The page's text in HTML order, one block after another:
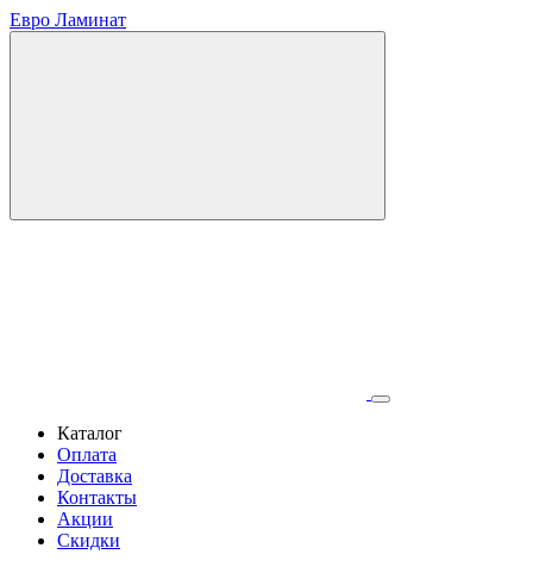
Евро Ламинат
Каталог
Оплата
Доставка
Контакты
Акции
Скидки